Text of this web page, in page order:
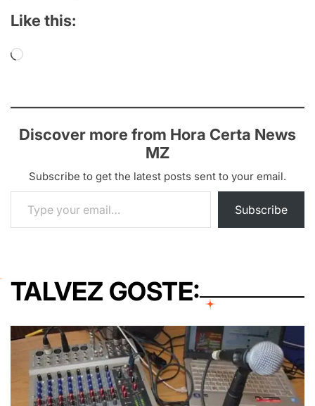
Like this:
Loading…
Discover more from Hora Certa News
MZ
Subscribe to get the latest posts sent to your email.
Type your email…
Subscribe
TALVEZ GOSTE: